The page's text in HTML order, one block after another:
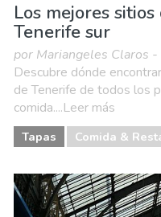
Los mejores
Tenerife sur
por Mariangeles Claros
Descubre dónde
de Tenerife de todos los
comida....Leer más
Tapas Comida &